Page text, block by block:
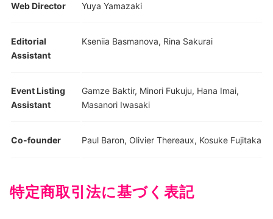
Web Director Yuya Yamazaki
Editorial
Assistant
Kseniia Basmanova, Rina Sakurai
Event Listing
Assistant
Gamze Baktir, Minori Fukuju, Hana Imai,
Masanori Iwasaki
Co-founder Paul Baron, Olivier Thereaux, Kosuke Fujitaka
特定商取引法に基づく表記